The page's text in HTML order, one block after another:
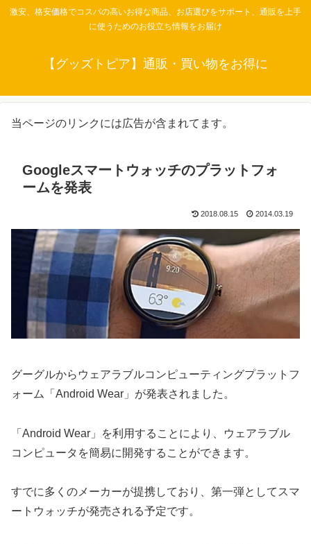
激安、格安価格でコスパの高いお得な商品、お店選びをサポート、通販を上手
に使うためのお役立ち情報をお届け
【グッズトピア】通販・買い物をお得に
当ページのリンクには広告が含まれてます。
Googleスマートウォッチのプラットフォ
ームを発表
2018.08.15 2014.03.19
グーグルからウェアラブルコンピューティングプラットフ
ォーム「Android Wear」が発表されました。
「Android Wear」を利用することにより、ウェアラブル
コンピュータを簡易に開発することができます。
すでに多くのメーカーが提携しており、第一弾としてスマ
ートウォッチが発売される予定です。